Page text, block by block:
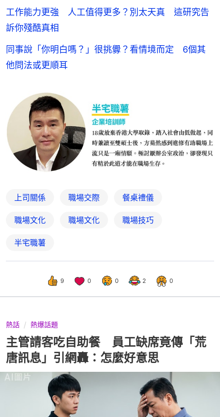
工作能力更強 人工值得更多？別太天真 這研究告
訴你殘酷真相
同事說「你明白嗎？」很挑釁？看情境而定 6個其
他問法或更順耳
上司關係 職場交際 餐桌禮儀
職場文化 職場文化 職場技巧
半宅職薯
9 0 0 2 0
熱話 熱爆話題
主管請客吃自助餐 員工缺席竟傳「荒
唐訊息」引網轟：怎麼好意思